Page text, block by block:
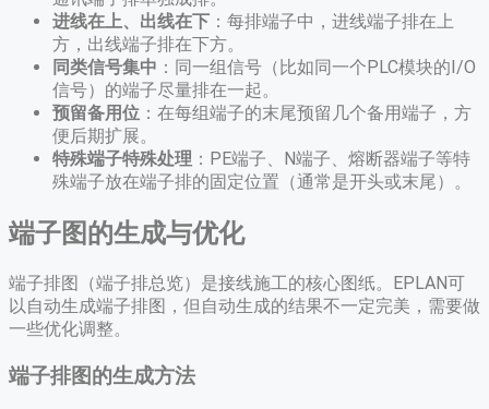
进线在上、出线在下 ：每排端子中，进线端子排在上
方，出线端子排在下方。
同类信号集中 ：同一组信号（比如同一个PLC模块的I/O
信号）的端子尽量排在一起。
预留备用位 ：在每组端子的末尾预留几个备用端子，方
便后期扩展。
特殊端子特殊处理 ：PE端子、N端子、熔断器端子等特
殊端子放在端子排的固定位置（通常是开头或末尾）。
端子图的生成与优化
端子排图（端子排总览）是接线施工的核心图纸。EPLAN可
以自动生成端子排图，但自动生成的结果不一定完美，需要做
一些优化调整。
端子排图的生成方法